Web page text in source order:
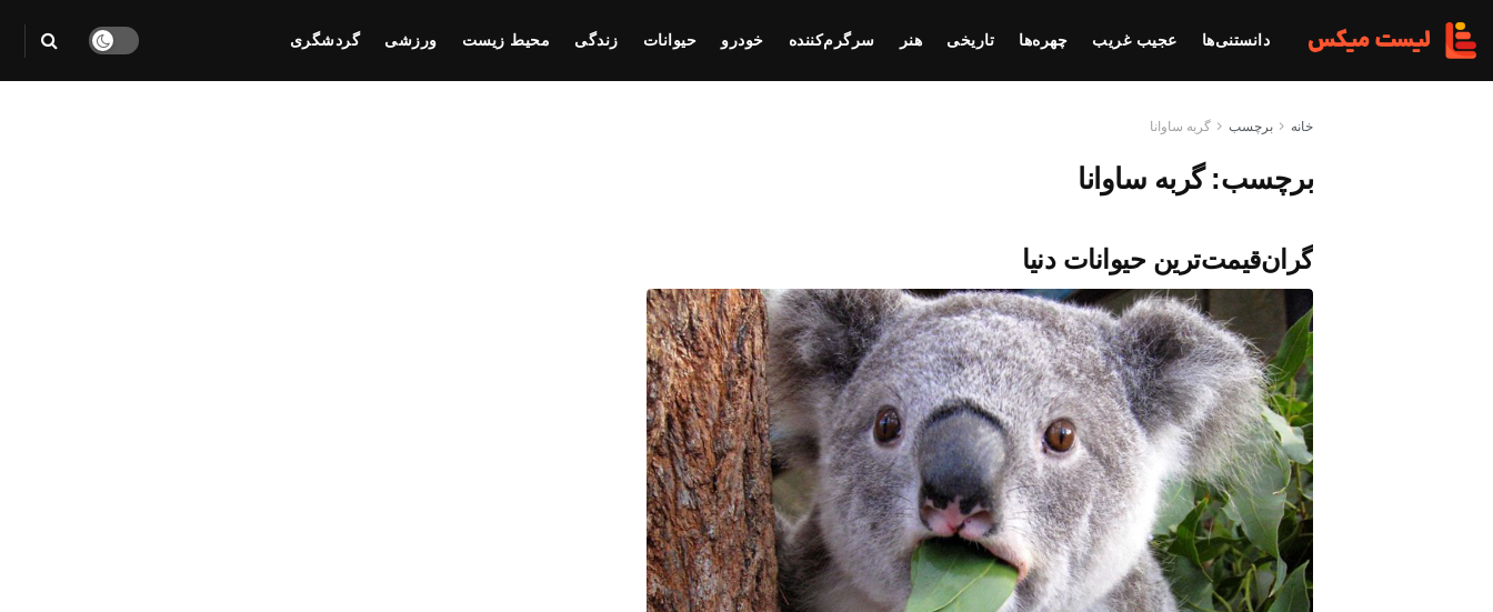
دانستنی‌ها عجیب غریب چهره‌ها تاریخی هنر سرگرم‌کننده خودرو حیوانات زندگی محیط زیست ورزشی گردشگری
خانه برچسب گربه ساوانا
برچسب:گربه ساوانا
گران‌قیمت‌ترین حیوانات دنیا